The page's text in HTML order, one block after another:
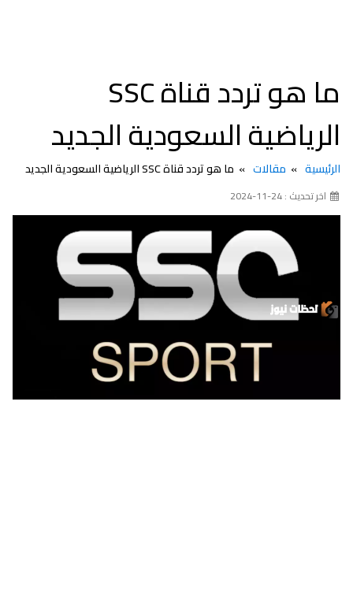
ما هو تردد قناة SSC
الرياضية السعودية الجديد
الرئيسية مقالات ما هو تردد قناة SSC الرياضية السعودية الجديد
اخر تحديث : 24-11-2024